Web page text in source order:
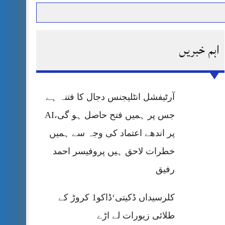
پر قربان
اہم خبریں
آرٹیفشل انٹلیجنس دجال کا فتنہ ہے
جس پر ہمیں فتح حاصل ہو گی،AI
پر اندھے اعتماد کی وجہ سے ہمیں
خطرات لاحق ہیں پروفیسر احمد
رفیق
کلرسیداں ڈکیتی‘ڈاکو1 کروڑ کے
طلائی زیورات لے اڑے